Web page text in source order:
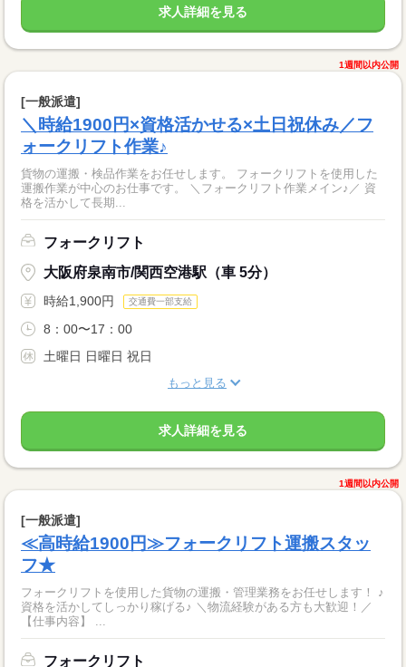
求人詳細を見る
1週間以内公開
[一般派遣]
＼時給1900円×資格活かせる×土日祝休み／フ
ォークリフト作業♪
貨物の運搬・検品作業をお任せします。 フォークリフトを使用した
運搬作業が中心のお仕事です。 ＼フォークリフト作業メイン♪／ 資
格を活かして長期...
フォークリフト
大阪府泉南市/関西空港駅（車 5分）
時給1,900円 交通費一部支給
8：00〜17：00
土曜日 日曜日 祝日
もっと見る
求人詳細を見る
1週間以内公開
[一般派遣]
≪高時給1900円≫フォークリフト運搬スタッ
フ★
フォークリフトを使用した貨物の運搬・管理業務をお任せします！ ♪
資格を活かしてしっかり稼げる♪ ＼物流経験がある方も大歓迎！／
【仕事内容】 ...
フォークリフト